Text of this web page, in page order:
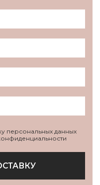
персональных данных